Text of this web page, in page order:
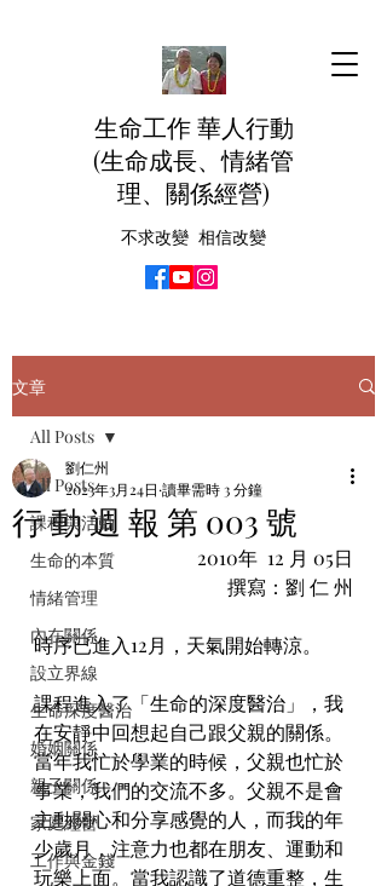
生命工作 華人行動
(生命成長、情緒管
理、關係經營)
不求改變 相信改變
文章
All Posts
課程與活動
生命的本質
情緒管理
內在關係
設立界線
生命深度醫治
婚姻關係
親子關係
家庭經營
工作與金錢
All Posts
行 動 週 報 第 003 號
劉仁州
2023年3月24日 讀畢需時 3 分鐘
2010年  12 月 05日
撰寫：劉 仁 州
時序已進入12月，天氣開始轉涼。
課程進入了「生命的深度醫治」，我
在安靜中回想起自己跟父親的關係。
當年我忙於學業的時候，父親也忙於
事業，我們的交流不多。父親不是會
主動關心和分享感覺的人，而我的年
少歲月，注意力也都在朋友、運動和
玩樂上面。當我認識了道德重整，生